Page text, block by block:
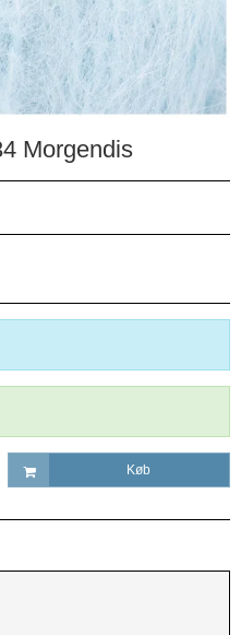
Morgendis
Køb